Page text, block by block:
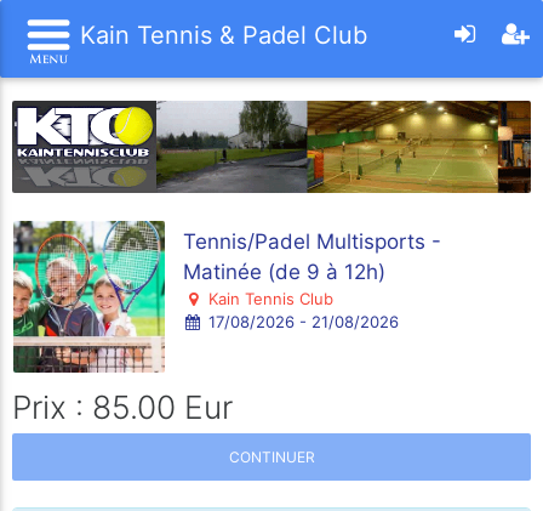
Kain Tennis & Padel Club
Tennis/Padel Multisports -
Matinée (de 9 à 12h)
Kain Tennis Club
17/08/2026 - 21/08/2026
Prix : 85.00 Eur
CONTINUER